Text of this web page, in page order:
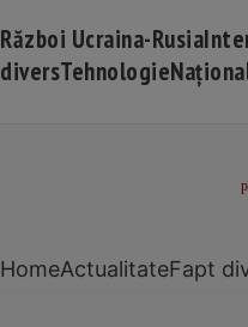
Război Ucraina-Rusia
diversTehnologie
HomeActualitateFapt